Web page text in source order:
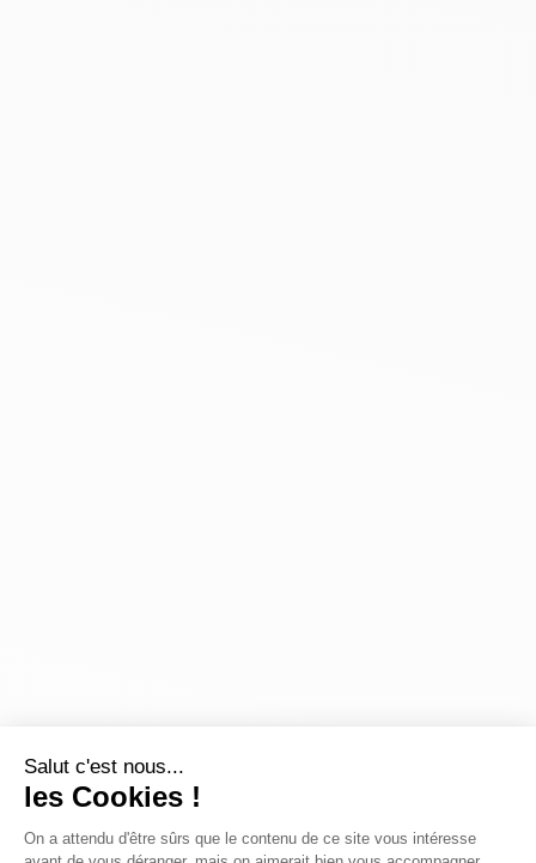
Salut c'est nous...
les Cookies !
On a attendu d'être sûrs que le contenu de ce site vous intéresse